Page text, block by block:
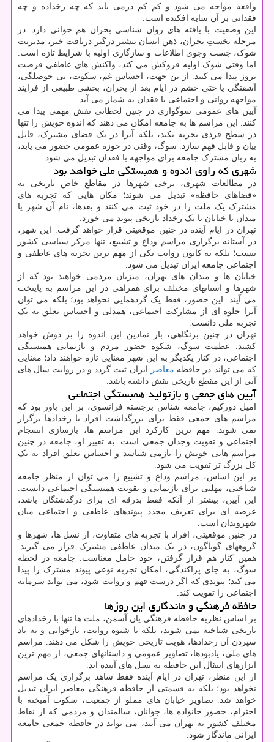
واقعه مواجه می شود و کم کم درمی یابد که چه رخداده و چه
فقدانی بر آن سایه افکنده است.
این وضعیت با یافته های روان شناسی بحران هم خوانی دارد. در
مرحله نخستِ بحران، ذهن انسان بیشتر درگیر دریافت خبر، مدیریت
شوک، جست وجوی اطلاعات و سازگاری اولیه با شرایط تازه است.
اما وقتی شوک اولیه فروکش می کند، واکنش های عاطفی فرصت
بروز پیدا می کنند. از ین جهت، احساس غم، سکوت، بی حوصلگی،
آشفتگی یا حتی خشم در ایام بعد از بحران، بخشی طبیعی از فرایند
مواجهه روانی و اجتماعی با فقدان به شمار می آید.
آیین های عمومی سوگواری در چنین لحظاتی نقش مهمی پیدا می
کنند. این مراسم ها به جامعه امکان می دهند که اندوه خویش را تنها
در سطح فردی تجربه نکند، بلکه آنرا در یک فضای مشترک، قابل
بیان و قابل فهم سازد. سوگ، وقتی در حوزه عمومی حضور می یابد،
به زبان مشترک جامعه برای مواجهه با فقدان تبدیل می شود.
شهری که راوی اندوه و همبستگی ملی خواهد بود
در مطالعات شهری، برخی شهرها در مقاطع خاص تاریخی به
«فضاهای حافظه» تبدیل می شوند؛ مکان هایی که تجربه های
مشترک یک ملت را در خود ثبت می کنند و بعدها، نام آن شهر یا
میدان یا خیابان با یک رخداد تاریخی پیوند می خورد.
تهران در ایام آینده در چنین موقعیتی قرار خواهد گرفت. این شهر،
در آستانه برگزاری مراسم وداع و تشییع، تنها مرکز سیاسی کشور
نیست؛ بلکه به کانون روایت یکی از مهم ترین تجربه های عاطفی و
اجتماعی جامعه ایران تبدیل می شود.
خیابان ها و میدان های تهران، میزبان مردمی خواهند بود که از
شهرها و استانهای مختلف برای همراهی در این مراسم به پایتخت
می آیند. این حضور، فقط یک گردهمایی نخواهد بود؛ بلکه می توان
آنرا جلوه ای از مشارکت اجتماعی، همدلی و احساس تعلق به یک
تجربه ملی دانست.
تهران در چنین بزنگاهی، بار نمادین این اندوه را بر دوش خواهد
کشید. عظمت سوگ، شکوه حضور مردم و بازنمایی همبستگی
اجتماعی، در کنار یکدیگر به این شهر معنایی تازه خواهند داد؛ معنایی
که می تواند در حافظه معاصر ایران ثبت گردد و در روایت سال های
آتی از این مقطع تاریخی نقش داشته باشد.
آیین های جمعی و بازتولید همبستگی اجتماعی
امیل دورکیم، جامعه شناس برجسته فرانسوی، بر این باور بود که
مراسم های جمعی فقط برای بزرگداشت افراد یا رخدادها برگزار
نمی شوند. مهم ترین کارکرد این مراسم ها، بازسازی انسجام
اجتماعی و تقویت وجدان جمعی است. به تعبیر او، جامعه در چنین
مراسم هایی خویش را بازمی شناسد و احساس تعلق افراد به یک
کل بزرگ تر تقویت می شود.
بر این اساس، مراسم وداع و تشییع را می توان از منظر جامعه
شناختی، مهلتی برای بازنمایی و تقویت همبستگی اجتماعی دانست.
این آیین، بیشتر از آنکه فقط بدرقه ای برای درگذشتگان باشد،
عرصه ای برای تعریف مجدد پیوندهای عاطفی و اجتماعی میان
شهروندان است.
در چنین موقعیتی، افراد با تجربه های متفاوت، از نسل ها، شهرها و
گروههای گوناگون، در یک میدان عاطفی مشترک قرار می گیرند.
همین کنار هم قرار گرفتن، خود حامل معناست. جامعه در لحظه
سوگ، به جای پراکندگی، امکان تجربه نوعی پیوند مشترک را پیدا
می کند؛ پیوندی که اگر درست فهم و روایت شود، می تواند سرمایه
اجتماعی را تقویت کند.
حافظه فرهنگی و ماندگاری این روزها
بر اساس نظریه حافظه فرهنگی یان آسمن، ملت ها تنها با رخدادهای
تاریخی شناخته نمی شوند، بلکه با شیوه روایت، بازخوانی و به یاد
سپردن آن رخدادها، هویت تاریخی خویش را شکل می دهند. مراسم
های ملی، یادبودها، تصاویر عمومی و داستانهای جمعی، از مهم ترین
ابزارهای انتقال این حافظه به نسل های آینده اند.
از این منظر، تهران در ایام آینده فقط شاهد برگزاری یک مراسم
نخواهد بود؛ بلکه به قسمتی از حافظه فرهنگی معاصر ایران تبدیل
خواهد شد. تصاویر خیابان های مملو از جمعیت، سکوت آمیخته با
احترام، حضور خانواده ها، جوانان، سالمندان و مردمی که از نقاط
مختلف کشور به تهران می آیند، می تواند در حافظه جمعی جامعه
ایرانی ماندگار شود.